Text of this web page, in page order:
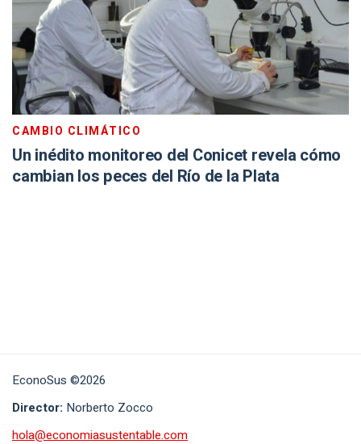
CAMBIO CLIMÁTICO
Un inédito monitoreo del Conicet revela cómo
cambian los peces del Río de la Plata
EconoSus ©2026
Director: Norberto Zocco
hola@economiasustentable.com